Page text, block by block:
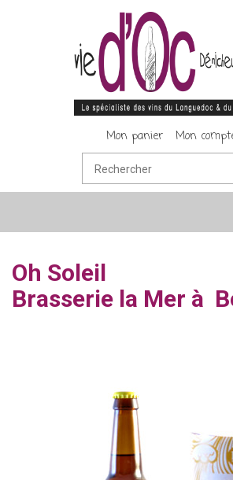
Mon panier Mon
Oh Soleil
Brasserie la Mer à